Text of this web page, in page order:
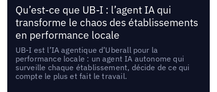
Qu’est-ce que UB-I : l’agent IA qui
transforme le chaos des établissements
en performance locale
UB-I est l’IA agentique d’Uberall pour la
performance locale : un agent IA autonome qui
surveille chaque établissement, décide de ce qui
compte le plus et fait le travail.